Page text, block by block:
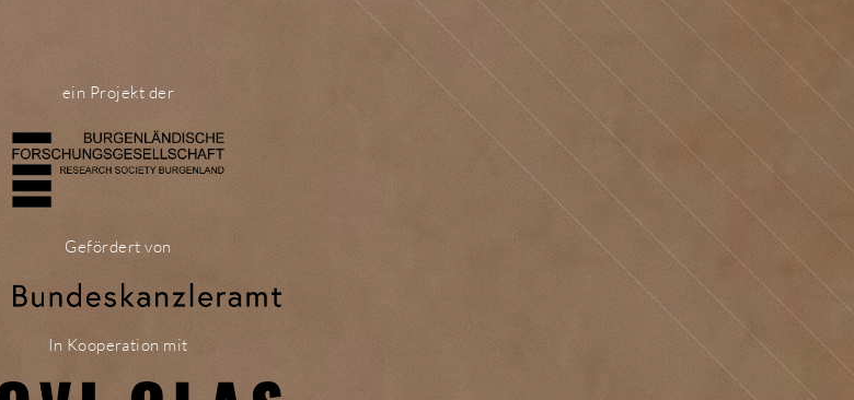
ein Projekt der
Gefördert von
In Kooperation mit